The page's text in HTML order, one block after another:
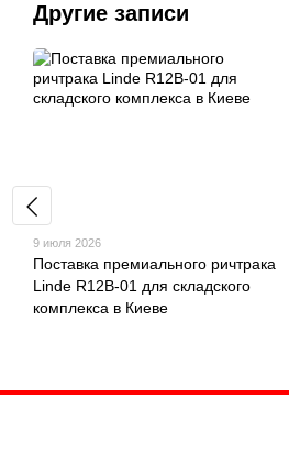
Другие записи
9 июля 2026
Поставка премиального ричтрака
Linde R12B-01 для складского
комплекса в Киеве